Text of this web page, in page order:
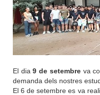
El dia9 de setembreva
demanda dels nostres
El 6 de setembre es va